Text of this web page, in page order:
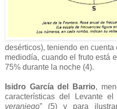
desérticos), teniendo en cuenta
mediodía, cuando el fruto está
75% durante la noche (4).
Isidro García del Barrio,
características del Levante el
veraniego” (5) y para